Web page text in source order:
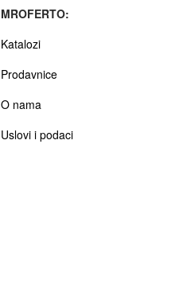
MROFERTO:
Katalozi
Prodavnice
O nama
Uslovi i podaci